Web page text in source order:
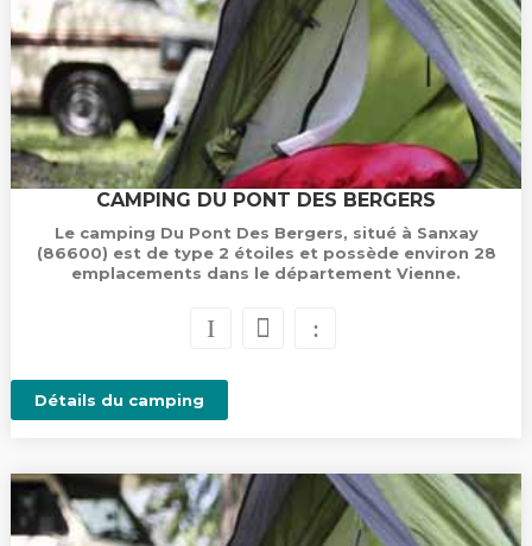
CAMPING DU PONT DES BERGERS
Le camping Du Pont Des Bergers, situé à Sanxay
(86600) est de type 2 étoiles et possède environ 28
emplacements dans le département Vienne.
Détails du camping